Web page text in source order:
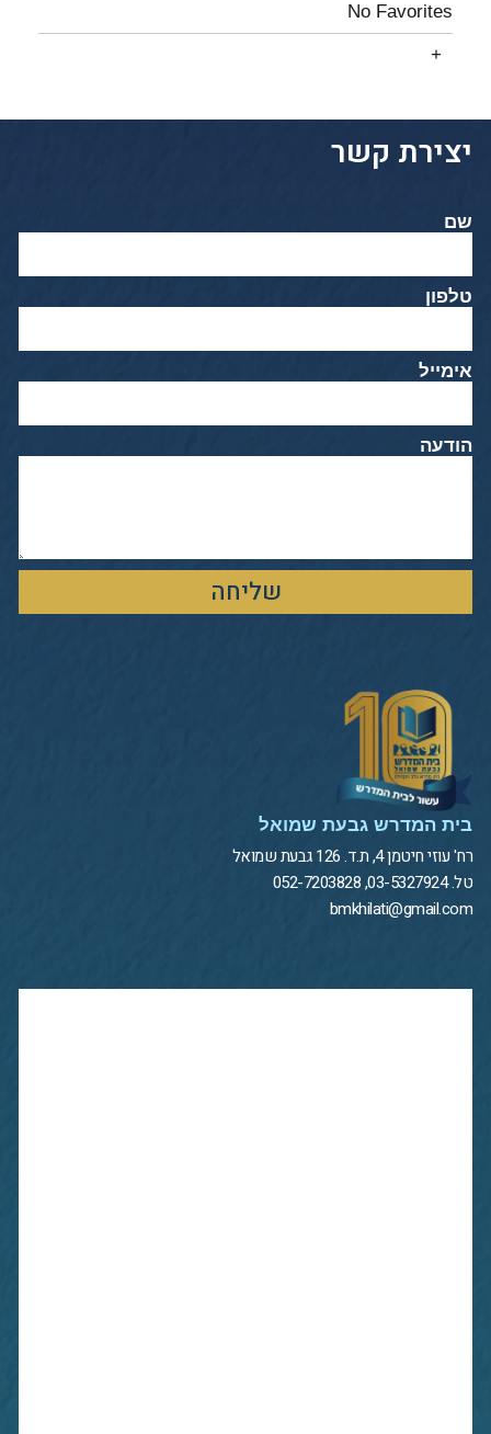
No Favorites
יצירת קשר
שם
טלפון
אימייל
הודעה
שליחה
בית המדרש גבעת שמואל
רח' עוזי חיטמן 4, ת.ד. 126 גבעת שמואל
טל. 03-5327924, 052-7203828
bmkhilati@gmail.com